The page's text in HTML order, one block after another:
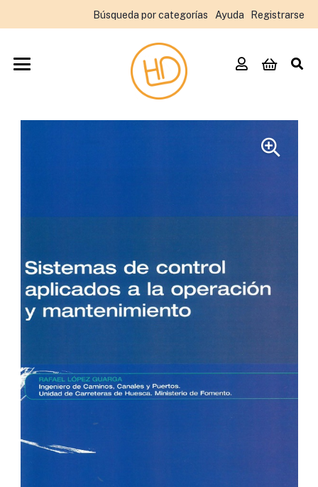
Búsqueda por categorías Ayuda Registrarse